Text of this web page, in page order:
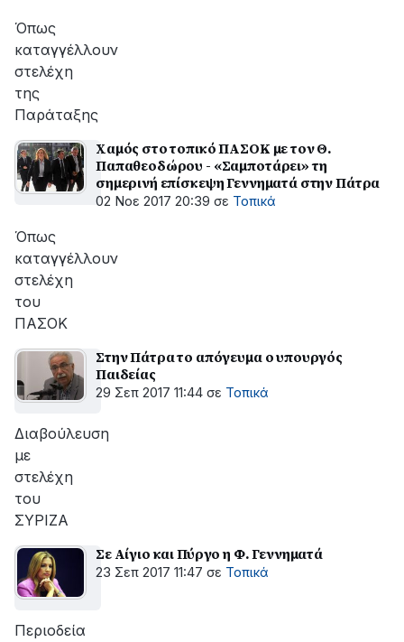
Όπως
καταγγέλλουν
στελέχη
της
Παράταξης
Χαμός στο τοπικό ΠΑΣΟΚ με τον Θ.
Παπαθεοδώρου - «Σαμποτάρει» τη
σημερινή επίσκεψη Γεννηματά στην Πάτρα
02 Νοε 2017 20:39 σε Τοπικά
Όπως
καταγγέλλουν
στελέχη
του
ΠΑΣΟΚ
Στην Πάτρα το απόγευμα ο υπουργός
Παιδείας
29 Σεπ 2017 11:44 σε Τοπικά
Διαβούλευση
με
στελέχη
του
ΣΥΡΙΖΑ
Σε Αίγιο και Πύργο η Φ. Γεννηματά
23 Σεπ 2017 11:47 σε Τοπικά
Περιοδεία